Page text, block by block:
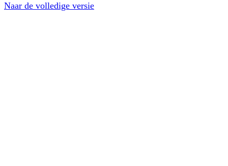
Naar de volledige versie